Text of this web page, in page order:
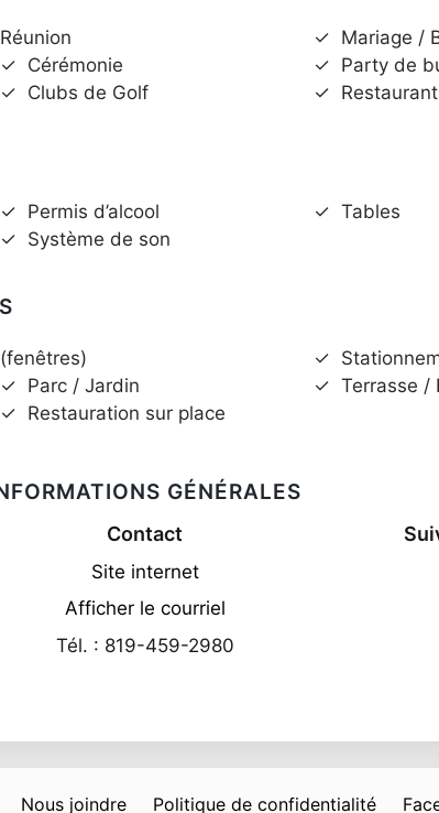
Réunion
✓ Cérémonie
✓ Clubs de Golf
✓ Mariage /
✓ Party de
✓
✓ Permis d’alcool
✓ Système de son
✓ Tables
(fenêtres)
✓ Parc / Jardin
✓ Restauration sur place
✓
✓ Terrasse /
GÉNÉRALES
Contact
Site internet
Afficher le courriel
Tél. : 819-459-2980
Nous joindre Politique de confidentialité